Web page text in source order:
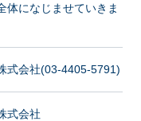
体になじませていきま
式会社(03-4405-5791)
式会社